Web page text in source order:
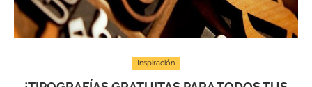
Inspiración